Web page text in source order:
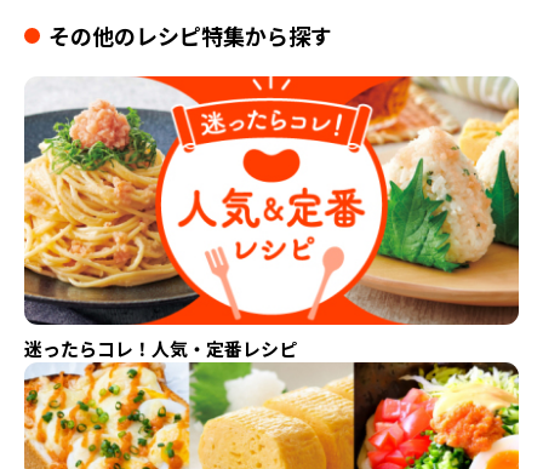
その他のレシピ特集から探す
迷ったらコレ！人気・定番レシピ